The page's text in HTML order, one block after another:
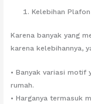
Kelebihan
Karena banyak yang
karena kelebihannya,
• Banyak variasi motif
rumah.
• Harganya termasuk